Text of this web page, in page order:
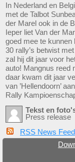
In Nederland en
met de Talbot
der Marel ook in de
Ieper liet Van der
goed mee te
30 rally’s betwist
zal hij dit jaar voor
auto! Mangnus reed
daar kwam dit jaar
van ’Hellendoorn’
Rally
Tekst en
Press release
RSS News Feed